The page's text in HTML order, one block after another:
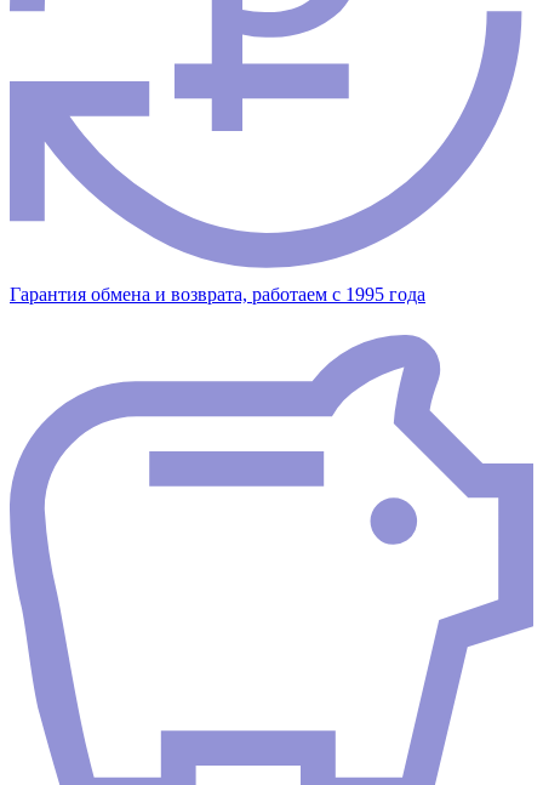
Гарантия обмена и возврата, работаем с 1995 года